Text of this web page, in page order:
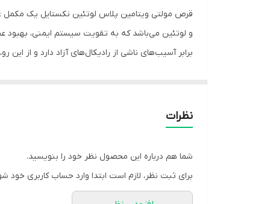
قرص مولتی ویتامین پلاس لوتئین نکستایل یک
و لوتئین می‌باشد که به تقویت سیستم ایمنی،
برابر آسیب‌های ناشی از رادیکال‌های آزاد دارد و از
گروه B و سایر مواد مغذی موجود در این محصول به حفظ سلامت مغز، افزایش تمرکز و کاهش خستگی روانی کمک کرده و می‌توانند به بهبود سلامت روانی و کاهش استرس کمک کنند.
نظرات
شما هم درباره این محصول نظر خود را بنویسید.
برای ثبت نظر، لازم است ابتدا وارد حساب کاربری خود